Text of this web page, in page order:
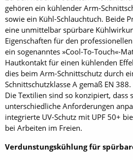
gehören ein kühlender Arm-
sowie ein Kühl-Schlauchtuch. Beide
eine unmittelbar spürbare
Eigenschaften für den
ein sogenanntes »Cool-To-Touch«-
Hautkontakt für einen kühlenden
dies beim Arm-Schnittschutz durch
Schnittschutzklasse A gemäß EN 388.
Die Textilien sind so konzipiert, dass
unterschiedliche Anforderungen
integrierte UV-Schutz mit UPF 50+
bei Arbeiten im Freien.
Verdunstungskühlung für